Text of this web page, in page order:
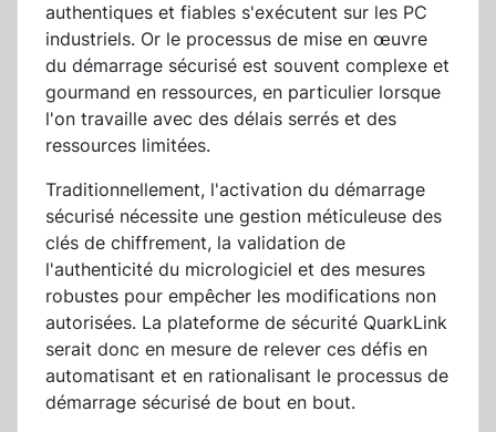
authentiques et fiables s'exécutent sur les PC
industriels. Or le processus de mise en œuvre
du démarrage sécurisé est souvent complexe et
gourmand en ressources, en particulier lorsque
l'on travaille avec des délais serrés et des
ressources limitées.
Traditionnellement, l'activation du démarrage
sécurisé nécessite une gestion méticuleuse des
clés de chiffrement, la validation de
l'authenticité du micrologiciel et des mesures
robustes pour empêcher les modifications non
autorisées. La plateforme de sécurité QuarkLink
serait donc en mesure de relever ces défis en
automatisant et en rationalisant le processus de
démarrage sécurisé de bout en bout.